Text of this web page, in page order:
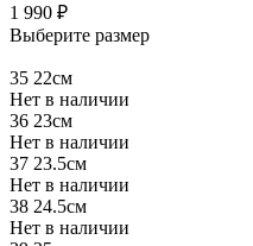
1 990 ₽
Выберите размер
35 22см
Нет в наличии
36 23см
Нет в наличии
37 23.5см
Нет в наличии
38 24.5см
Нет в наличии